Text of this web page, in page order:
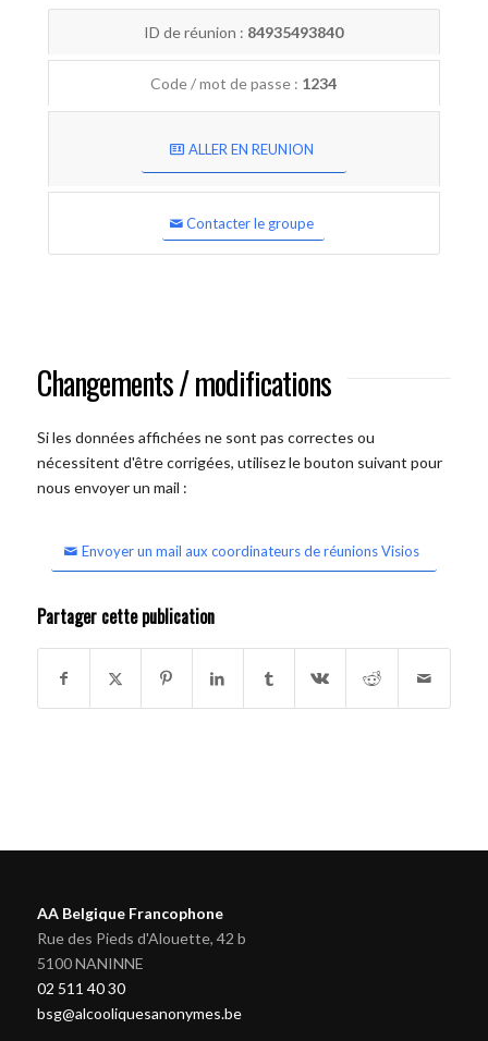
ID de réunion : 84935493840
Code / mot de passe : 1234
ALLER EN REUNION
Contacter le groupe
Changements / modifications
Si les données affichées ne sont pas correctes ou
nécessitent d'être corrigées, utilisez le bouton suivant pour
nous envoyer un mail :
Envoyer un mail aux coordinateurs de réunions Visios
Partager cette publication
AA Belgique Francophone
Rue des Pieds d'Alouette, 42 b
5100 NANINNE
02 511 40 30
bsg@alcooliquesanonymes.be